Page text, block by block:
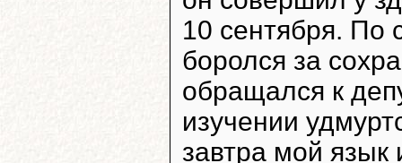
10 сентября. По
боролся за
обращался к
изучении
завтра мой язык